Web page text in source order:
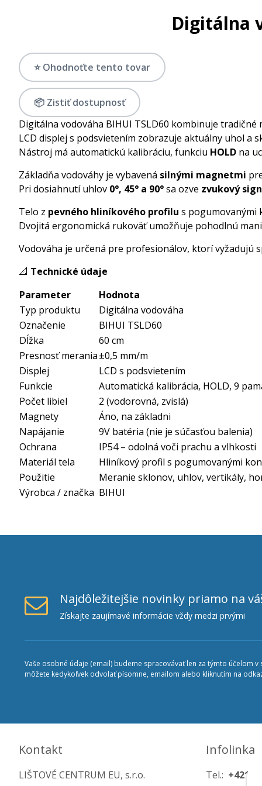
Digitálna
⭐ Ohodnoťte tento tovar
📦 Zistiť dostupnosť
Digitálna vodováha BIHUI TSLD60 kombinuje
LCD displej s podsvietením zobrazuje aktuálny uhol a
Nástroj má automatickú kalibráciu, funkciu HOLD na
Základňa vodováhy je vybavená silnými magnetmi
Pri dosiahnutí uhlov 0°, 45° a 90°sa ozve zvukový
Telo z pevného hliníkového profilu s pogumovanými
Dvojitá ergonomická rukoväť umožňuje pohodlnú
Vodováha je určená pre profesionálov, ktorí vyžadujú
📐 Technické údaje
Parameter
Hodnota
Typ produktu
Digitálna vodováha
Označenie
BIHUI TSLD60
Dĺžka
60 cm
Presnosť merania±0,5 mm/m
Displej
LCD s podsvietením
Funkcie
Automatická kalibrácia, HOLD, 9
Počet libiel
2 (vodorovná, zvislá)
Magnety
Áno, na základni
Napájanie
9V batéria (nie je súčasťou balenia)
Ochrana
IP54 – odolná voči prachu a vlhkosti
Materiál tela
Hliníkový profil s pogumovanými
Použitie
Meranie sklonov, uhlov, vertikály,
Výrobca / značka BIHUI
Najdôležitejšie novinky priamo na
Získajte zaujímavé informácie vždy medzi prvými
Vaše osobné údaje (email) budeme spracovávať len za týmto účelom
môžete kedykoľvek odvolať písomne, emailom alebo kliknutím na
Kontakt
LIŠTOVÉ CENTRUM EU, s.r.o.
Infolinka
Tel.: +421